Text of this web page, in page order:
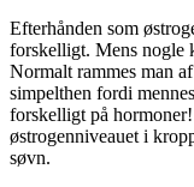
Efterhånden som
forskelligt. Mens nogle
Normalt rammes man
simpelthen fordi
forskelligt på
østrogenniveauet i
søvn.